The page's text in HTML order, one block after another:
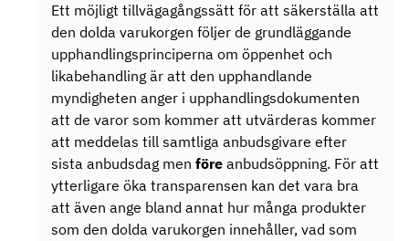
Ett möjligt tillvägagångssätt för att säkerställa att
den dolda varukorgen följer de grundläggande
upphandlingsprinciperna om öppenhet och
likabehandling är att den upphandlande
myndigheten anger i upphandlingsdokumenten
att de varor som kommer att utvärderas kommer
att meddelas till samtliga anbudsgivare efter
sista anbudsdag men före anbudsöppning. För att
ytterligare öka transparensen kan det vara bra
att även ange bland annat hur många produkter
som den dolda varukorgen innehåller, vad som